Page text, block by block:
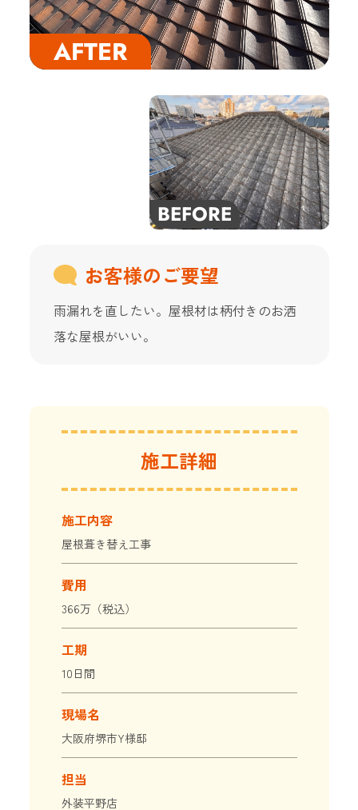
お客様のご要望
雨漏れを直したい。屋根材は柄付きのお洒
落な屋根がいい。
施工詳細
施工内容
屋根葺き替え工事
費用
366万（税込）
工期
10日間
現場名
大阪府堺市Y様邸
担当
外装平野店